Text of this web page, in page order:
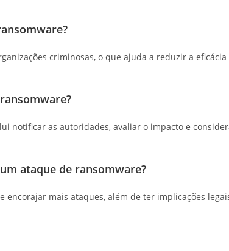
criminosas, o que ajuda a reduzir a eficácia
notificar as autoridades, avaliar o impacto e
ataque de ransomware?
encorajar mais ataques, além de ter implicações